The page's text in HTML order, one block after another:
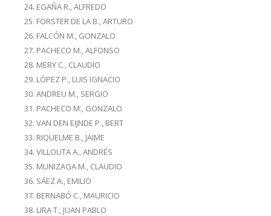
EGAÑA R., ALFREDO
FÖRSTER DE LA B., ARTURO
FALCÓN M., GONZALO
PACHECO M., ALFONSO
MERY C., CLAUDIO
LÓPEZ P., LUIS IGNACIO
ANDREU M., SERGIO
PACHECO M., GONZALO
VAN DEN EIJNDE P., BERT
RIQUELME B., JAIME
VILLOUTA A., ANDRÉS
MUNIZAGA M., CLAUDIO
SÁEZ A., EMILIO
BERNABÓ C., MAURICIO
LIRA T., JUAN PABLO